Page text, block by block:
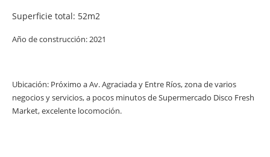
Superficie total: 52m2
Año de construcción: 2021
Ubicación: Próximo a Av. Agraciada y Entre Ríos, zona de varios
negocios y servicios, a pocos minutos de Supermercado Disco Fresh
Market, excelente locomoción.